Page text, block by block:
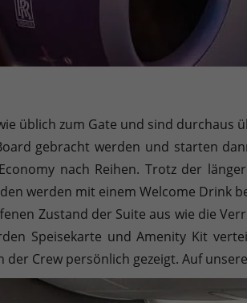
üblich zum Gate und sind durchaus
gebracht werden und starten
nach Reihen. Trotz der
werden mit einem Welcome Drink
Zustand der Suite aus wie die
Speisekarte und Amenity Kit
Crew persönlich gezeigt. Auf